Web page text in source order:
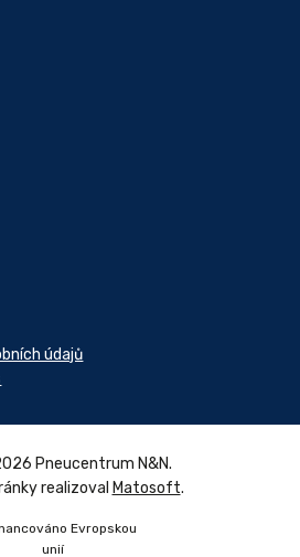
údajů
Pneucentrum N&N.
realizoval Matosoft.